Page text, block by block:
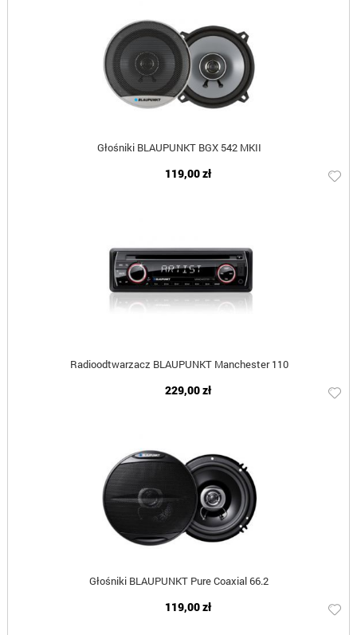
Głośniki BLAUPUNKT BGX 542 MKII
119,00 zł
Radioodtwarzacz BLAUPUNKT Manchester 110
229,00 zł
Głośniki BLAUPUNKT Pure Coaxial 66.2
119,00 zł